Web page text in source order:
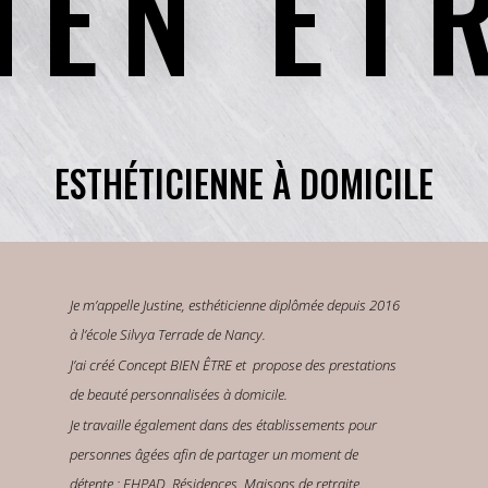
ESTHÉTICIENNE À DOMICILE
Je m’appelle Justine, esthéticienne diplômée depuis 2016
à l’école Silvya Terrade de Nancy.
J’ai créé Concept BIEN ÊTRE et propose des prestations
de beauté personnalisées à domicile.
Je travaille également dans des établissements pour
personnes âgées afin de partager un moment de
détente : EHPAD, Résidences, Maisons de retraite.